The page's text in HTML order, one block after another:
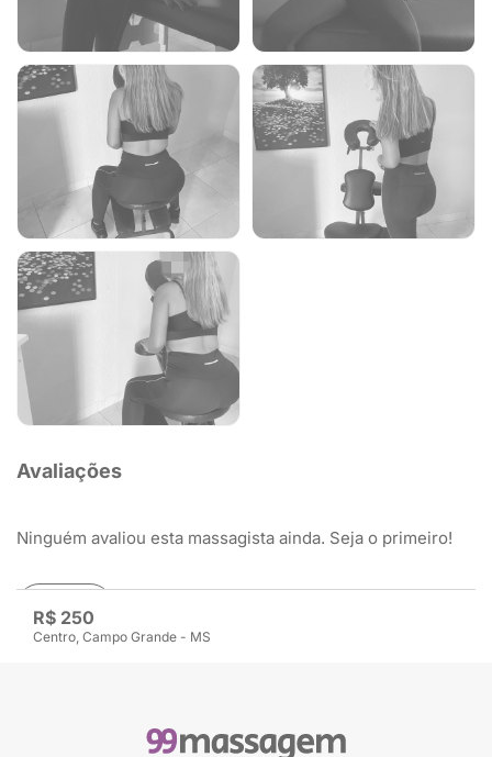
R$ 250
Centro, Campo Grande - MS
Avaliações
Ninguém avaliou esta massagista ainda. Seja o primeiro!
Avaliar